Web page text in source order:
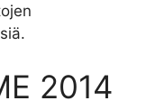
2014